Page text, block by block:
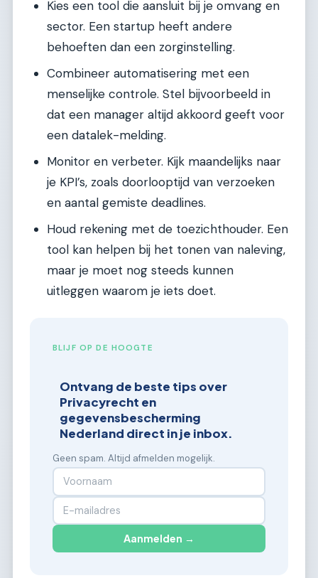
Kies een tool die aansluit bij je omvang en
sector. Een startup heeft andere
behoeften dan een zorginstelling.
Combineer automatisering met een
menselijke controle. Stel bijvoorbeeld in
dat een manager altijd akkoord geeft voor
een datalek-melding.
Monitor en verbeter. Kijk maandelijks naar
je KPI’s, zoals doorlooptijd van verzoeken
en aantal gemiste deadlines.
Houd rekening met de toezichthouder. Een
tool kan helpen bij het tonen van naleving,
maar je moet nog steeds kunnen
uitleggen waarom je iets doet.
BLIJF OP DE HOOGTE
Ontvang de beste tips over
Privacyrecht en
gegevensbescherming
Nederland direct in je inbox.
Geen spam. Altijd afmelden mogelijk.
Aanmelden →